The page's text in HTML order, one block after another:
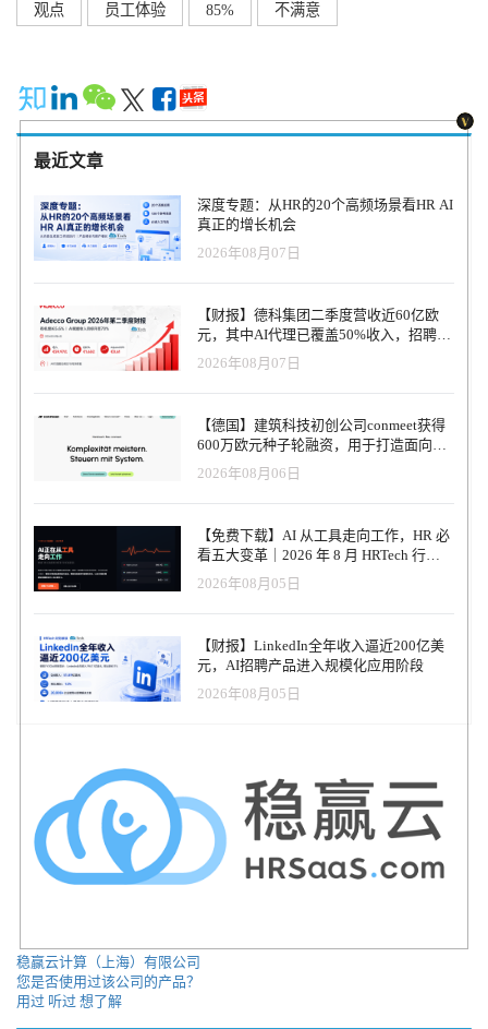
观点 员工体验 85% 不满意
最近文章
深度专题：从HR的20个高频场景看HR AI
真正的增长机会
2026年08月07日
【财报】德科集团二季度营收近60亿欧
元，其中AI代理已覆盖50%收入，招聘服
务进入运营重构阶段
2026年08月07日
【德国】建筑科技初创公司conmeet获得
600万欧元种子轮融资，用于打造面向贸
易和建筑行业的AI操作系统
2026年08月06日
【免费下载】AI 从工具走向工作，HR 必
看五大变革｜2026 年 8 月 HRTech 行业
观察报告
2026年08月05日
【财报】LinkedIn全年收入逼近200亿美
元，AI招聘产品进入规模化应用阶段
2026年08月05日
稳赢云计算（上海）有限公司
您是否使用过该公司的产品？
用过 听过 想了解